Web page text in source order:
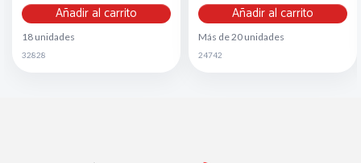
Añadir al carrito
18 unidades
32828
Añadir al carrito
Más de 20 unidades
24742